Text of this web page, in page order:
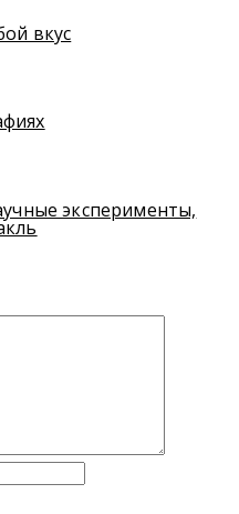
вкус
эксперименты,